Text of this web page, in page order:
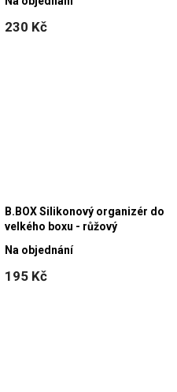
230 Kč
B.BOX Silikonový organizér do
velkého boxu - růžový
195 Kč
Na objednání